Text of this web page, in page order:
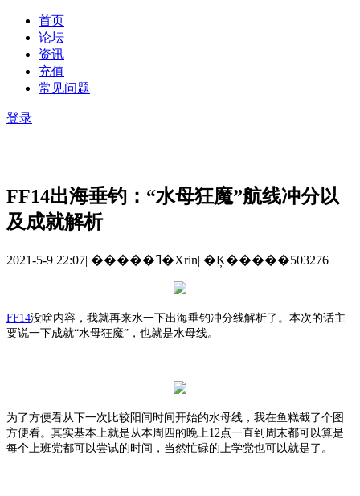
首页
论坛
资讯
充值
常见问题
登录
FF14出海垂钓：“水母狂魔”航线冲分以
及成就解析
2021-5-9 22:07| �����ߣ�Xrin| �Ķ�����503276
FF14没啥内容，我就再来水一下出海垂钓冲分线解析了。本次的话主
要说一下成就“水母狂魔”，也就是水母线。
为了方便看从下一次比较阳间时间开始的水母线，我在鱼糕截了个图
方便看。其实基本上就是从本周四的晚上12点一直到周末都可以算是
每个上班党都可以尝试的时间，当然忙碌的上学党也可以就是了。